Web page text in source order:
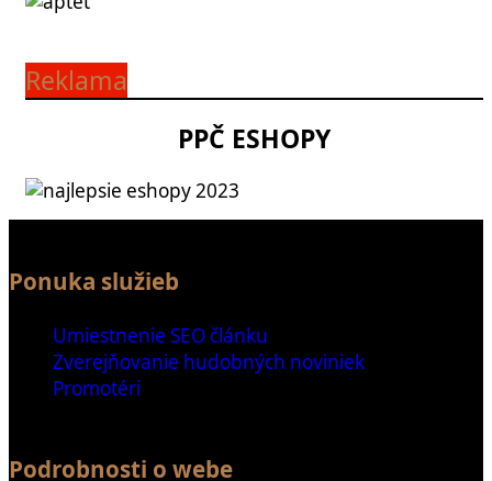
Reklama
PPČ ESHOPY
Ponuka služieb
Umiestnenie SEO článku
Zverejňovanie hudobných noviniek
Promotéri
Podrobnosti o webe